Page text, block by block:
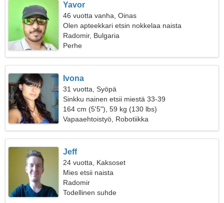
Yavor
46 vuotta vanha, Oinas
Olen apteekkari etsin nokkelaa naista
Radomir, Bulgaria
Perhe
Ivona
31 vuotta, Syöpä
Sinkku nainen etsii miestä 33-39
164 cm (5'5"), 59 kg (130 lbs)
Vapaaehtoistyö, Robotiikka
Jeff
24 vuotta, Kaksoset
Mies etsii naista
Radomir
Todellinen suhde